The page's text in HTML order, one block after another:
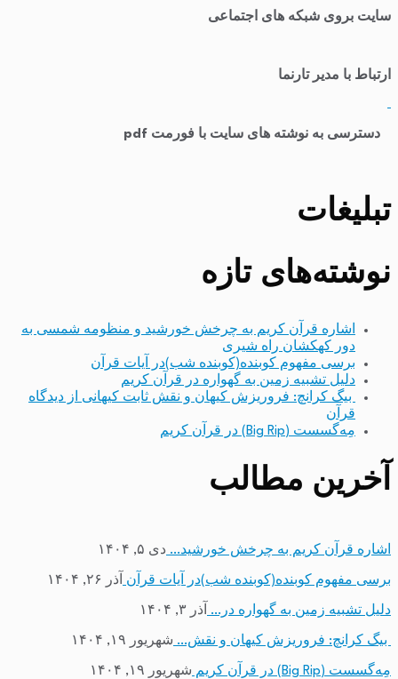
سایت بروی شبکه های اجتماعی
ارتباط با مدیر تارنما
دسترسی به نوشته های سایت با فورمت pdf
تبلیغات
نوشته‌های تازه
اشاره قرآن کریم به چرخش خورشید و منظومه شمسی به
دور کهکشان راه شیری
برسی مفهوم کوبنده(کوبنده شب)در آیات قرآن
دلیل تشبیه زمین به گهواره در قرآن کریم
بیگ کرانچ: فروریزش کیهان و نقش ثابت کیهانی از دیدگاه
قرآن
مِه‌گسست (Big Rip) در قرآن کریم
آخرین مطالب
اشاره قرآن کریم به چرخش خورشید… دی ۵, ۱۴۰۴
برسی مفهوم کوبنده(کوبنده شب)در آیات قرآن آذر ۲۶, ۱۴۰۴
دلیل تشبیه زمین به گهواره در… آذر ۳, ۱۴۰۴
بیگ کرانچ: فروریزش کیهان و نقش… شهریور ۱۹, ۱۴۰۴
مِه‌گسست (Big Rip) در قرآن کریم شهریور ۱۹, ۱۴۰۴